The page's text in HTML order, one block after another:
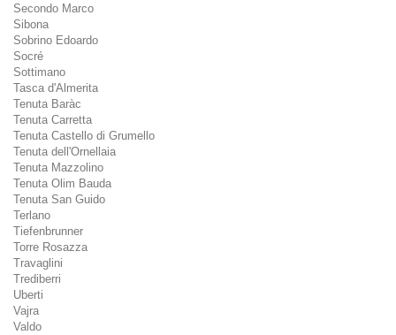
Secondo Marco
Sibona
Sobrino Edoardo
Socré
Sottimano
Tasca d'Almerita
Tenuta Baràc
Tenuta Carretta
Tenuta Castello di Grumello
Tenuta dell'Ornellaia
Tenuta Mazzolino
Tenuta Olim Bauda
Tenuta San Guido
Terlano
Tiefenbrunner
Torre Rosazza
Travaglini
Trediberri
Uberti
Vajra
Valdo